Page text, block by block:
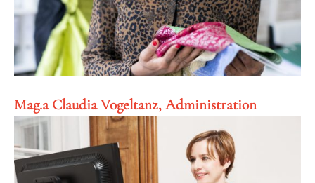
Mag.a Claudia Vogeltanz, Administration